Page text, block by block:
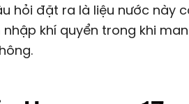
hỏi đặt ra là liệu nước này
khí quyển trong khi